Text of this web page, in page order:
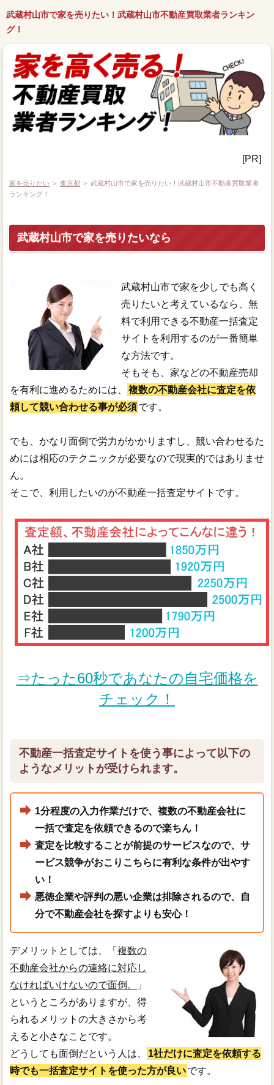
武蔵村山市で家を売りたい！武蔵村山市不動産買取業者ランキン
グ！
[PR]
家を売りたい ＞ 東京都 ＞ 武蔵村山市で家を売りたい！武蔵村山市不動産買取業者
ランキング！
武蔵村山市で家を売りたいなら
武蔵村山市で家を少しでも高く
売りたいと考えているなら、無
料で利用できる不動産一括査定
サイトを利用するのが一番簡単
な方法です。
そもそも、家などの不動産売却
を有利に進めるためには、
複数の不動産会社に査定を依
頼して競い合わせる事が必須です。
でも、かなり面倒で労力がかかりますし、競い合わせるた
めには相応のテクニックが必要なので現実的ではありませ
ん。
そこで、利用したいのが不動産一括査定サイトです。
⇒たった60秒であなたの自宅価格を
チェック！
不動産一括査定サイトを使う事によって以下の
ようなメリットが受けられます。
1分程度の入力作業だけで、複数の不動産会社に
一括で査定を依頼できるので楽ちん！
査定を比較することが前提のサービスなので、サ
ービス競争がおこりこちらに有利な条件が出やす
い！
悪徳企業や評判の悪い企業は排除されるので、自
分で不動産会社を探すよりも安心！
デメリットとしては、「 複数の
不動産会社からの連絡に対応し
なければいけないので面倒。
」
というところがありますが、得
られるメリットの大きさから考
えると小さなことです。
どうしても面倒だという人は、
1社だけに査定を依頼する
時でも一括査定サイトを使った方が良いです。